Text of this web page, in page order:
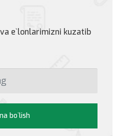
e`lonlarimizni kuzatib
bo`lish